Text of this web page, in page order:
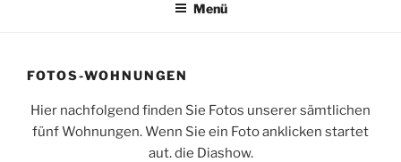
Menü
FOTOS-WOHNUNGEN
Hier nachfolgend finden Sie Fotos unserer sämtlichen
fünf Wohnungen. Wenn Sie ein Foto anklicken startet
aut. die Diashow.